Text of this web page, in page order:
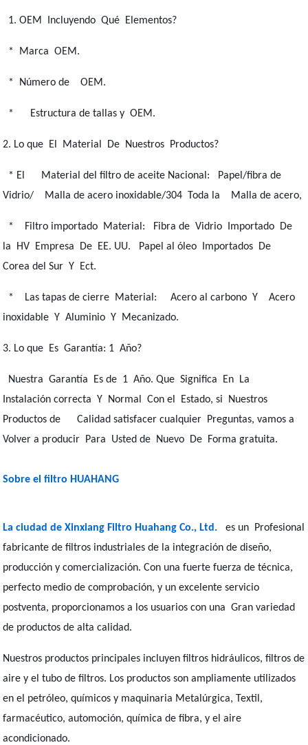
1. OEM Incluyendo Qué Elementos?
* Marca OEM.
* Número de OEM.
* Estructura de tallas y OEM.
2. Lo que El Material De Nuestros Productos?
* El Material del filtro de aceite Nacional: Papel/fibra de
Vidrio/ Malla de acero inoxidable/304 Toda la Malla de acero,
* Filtro importado Material: Fibra de Vidrio Importado De
la HV Empresa De EE. UU. Papel al óleo Importados De
Corea del Sur Y Ect.
* Las tapas de cierre Material: Acero al carbono Y Acero
inoxidable Y Aluminio Y Mecanizado.
3. Lo que Es Garantía: 1 Año?
Nuestra Garantía Es de 1 Año. Que Significa En La
Instalación correcta Y Normal Con el Estado, si Nuestros
Productos de Calidad satisfacer cualquier Preguntas, vamos a
Volver a producir Para Usted de Nuevo De Forma gratuita.
Sobre el filtro HUAHANG
La ciudad de Xinxiang Filtro Huahang Co., Ltd.
es un Profesional
fabricante de filtros industriales de la integración de diseño,
producción y comercialización. Con una fuerte fuerza de técnica,
perfecto medio de comprobación, y un excelente servicio
postventa, proporcionamos a los usuarios con una Gran variedad
de productos de alta calidad.
Nuestros productos principales incluyen filtros hidráulicos, filtros de
aire y el tubo de filtros. Los productos son ampliamente utilizados
en el petróleo, químicos y maquinaria Metalúrgica, Textil,
farmacéutico, automoción, química de fibra, y el aire
acondicionado.